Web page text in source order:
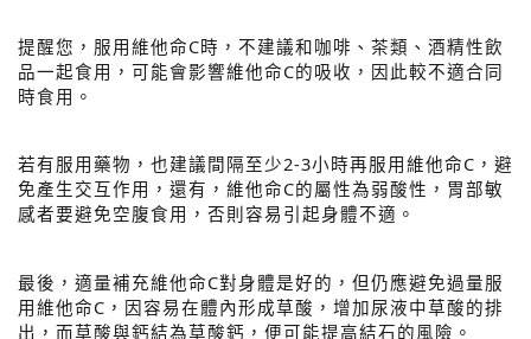
提醒您，服用維他命C時，不建議和咖啡、茶類、酒精性飲
品一起食用，可能會影響維他命C的吸收，因此較不適合同
時食用。
若有服用藥物，也建議間隔至少2-3小時再服用維他命C，避
免產生交互作用，還有，維他命C的屬性為弱酸性，胃部敏
感者要避免空腹食用，否則容易引起身體不適。
最後，適量補充維他命C對身體是好的，但仍應避免過量服
用維他命C，因容易在體內形成草酸，增加尿液中草酸的排
出，而草酸與鈣結為草酸鈣，便可能提高結石的風險。